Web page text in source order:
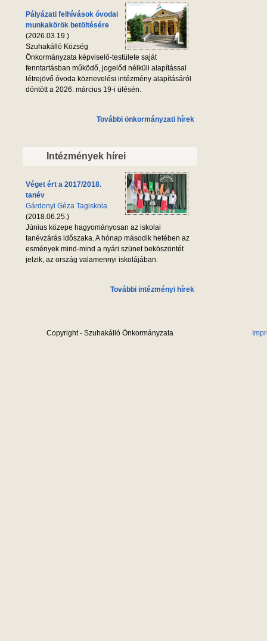
Pályázati felhívások óvodai
munkakörök betöltésére
(2026.03.19.)
Szuhakálló Község
Önkormányzata képviselő-testülete saját
fenntartásban működő, jogelőd nélküli alapítással
létrejövő óvoda köznevelési intézmény alapításáról
döntött a 2026. március 19-i ülésén.
További önkormányzati hírek
Intézmények hírei
Véget ért a 2017/2018.
tanév
Gárdonyi Géza Tagiskola
(2018.06.25.)
Június közepe hagyományosan az iskolai
tanévzárás időszaka. A hónap második hetében az
esmények mind-mind a nyári szünet beköszöntét
jelzik, az ország valamennyi iskolájában.
További intézményi hírek
Copyright - Szuhakálló Önkormányzata